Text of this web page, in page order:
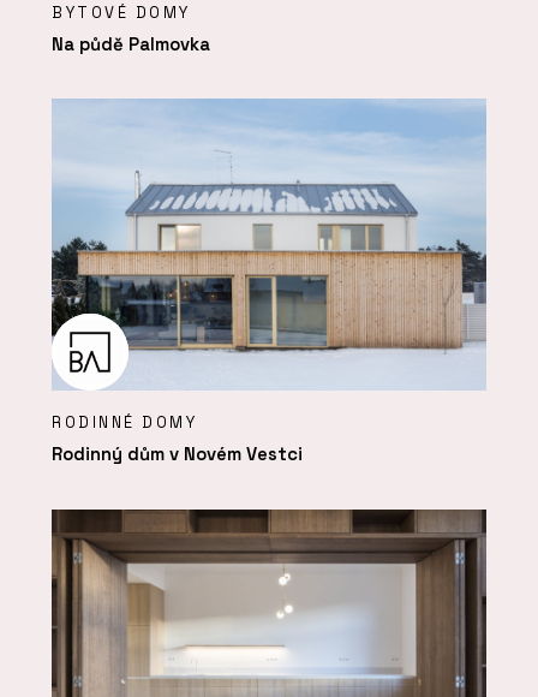
BYTOVÉ DOMY
Na půdě Palmovka
RODINNÉ DOMY
Rodinný dům v Novém Vestci